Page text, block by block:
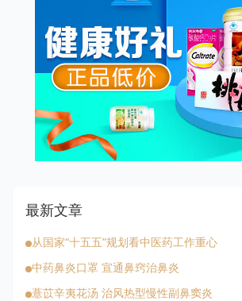
最新文章
从国家“十五五”规划看中医药工作重心
中药鼻炎口罩 宣通鼻窍治鼻炎
薏苡辛夷花汤 治风热型慢性副鼻窦炎